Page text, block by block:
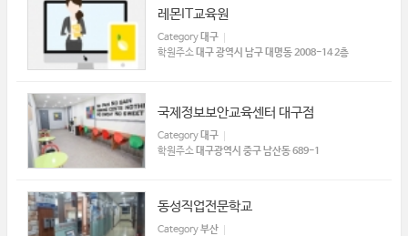
레몬IT교육원
Category대구
학원주소대구 광역시 남구 대명동 2008-14 2층
국제정보보안교육센터 대구점
Category대구
학원주소대구광역시 중구 남산동 689-1
동성직업전문학교
Category부산